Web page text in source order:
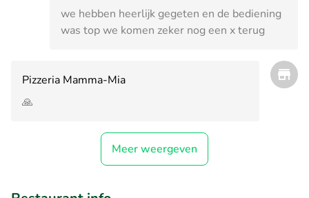
we hebben heerlijk gegeten en de bediening
was top we komen zeker nog een x terug
Pizzeria Mamma-Mia
🙏
Meer weergeven